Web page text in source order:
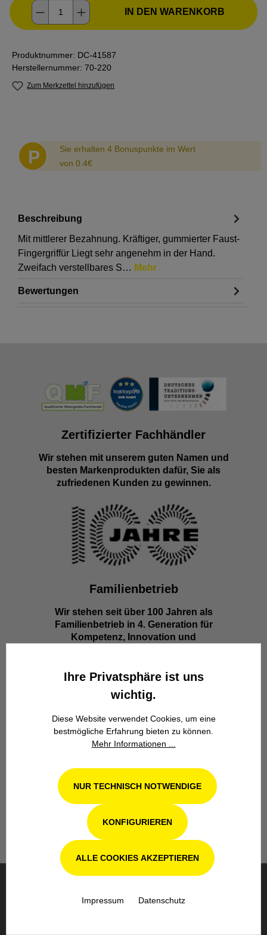
Produkt Anzahl: Gib den gewünschten
IN DEN WARENKORB
Produktnummer: DC-41587
Herstellernummer: 70-220
Zum Merkzettel hinzufügen
P
Sie erhalten 4 Bonuspunkte im Wert
von 0.4€
Beschreibung
Mit mittlerer Bezahnung. Kräftiger, gummierter Faust-
Fingergriffür Liegt sehr angenehm in der Hand.
Zweifach verstellbares S… Mehr
Bewertungen
Zertifizierter Fachhändler
Wir stehen mit unserem guten Namen und
besten Markenprodukten dafür, Sie als
zufriedenen Kunden zu gewinnen.
Familienbetrieb
Wir stehen seit über 100 Jahren als
Familienbetrieb in 4. Generation für
Kompetenz, Innovation und
Unsere Fachwerkstatt für Garten-, Forst-
und Landtechnik- Geräte in Odenthal bei
Köln steht Ihnen auch nach dem Kauf mit
Rat und Tat zur Seite.
BESTELLUNG & VERSAND
Ihre Privatsphäre ist uns
wichtig.
Diese Website verwendet Cookies, um eine
bestmögliche Erfahrung bieten zu können.
Mehr Informationen ...
NUR TECHNISCH NOTWENDIGE
KONFIGURIEREN
ALLE COOKIES AKZEPTIEREN
Impressum Datenschutz